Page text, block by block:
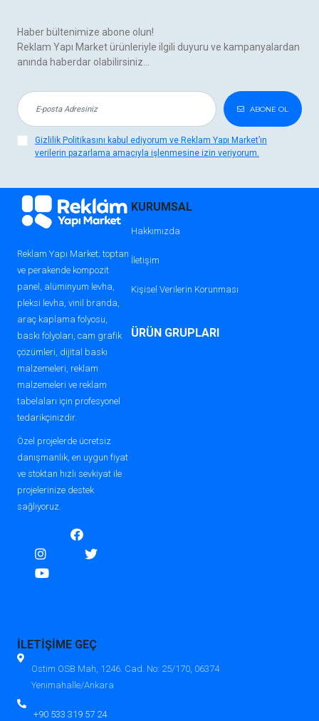
Haber bültenimize abone olun!
Reklam Yapı Market ürünleriyle ilgili duyuru ve kampanyalardan
anında haberdar olabilirsiniz...
ABONE OL
Gizlilik Politikasını kabul ediyorum ve Reklam Yapı Market’ın
verilerin pazarlama amacıyla işlenmesine izin veriyorum.
Reklam Yapı Market; toptan
ve perakende kompozit
panel, alüminyum levha,
pleksi levha, vinil branda,
araç kaplama folyosu,
baskı folyoları, cam grafik
çözümleri, dijital baskı
malzemeleri, reklam
malzemeleri ve reklam
tabelaları için profesyonel
tedarikçinizdir.
Özel projelerde ücretsiz
danışmanlık, en uygun fiyat
ve stoktan hızlı sevkiyat ile
projelerinize destek
sağlıyoruz.
KURUMSAL
Hakkımızda
İletişim
Kişisel Verilerin Korunması
İLETİŞİME GEÇ
Ostim OSB Mah, 1246. Cad. No: 25/170, 06374
Yenimahalle/Ankara
+90 533 319 57 24
ÜRÜN GRUPLARI